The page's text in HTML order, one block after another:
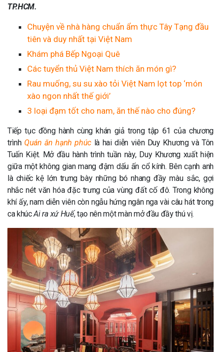
TP.HCM.
Chuyện về nhà hàng chuẩn ẩm thực Tây Tạng đầu
tiên và duy nhất tại Việt Nam
Khám phá Bếp Ngoại Quê
Các tuyển thủ Việt Nam thích ăn món gì?
Rau muống, su su xào tỏi Việt Nam lọt top ‘món
xào ngon nhất thế giới’
3 loại đạm tốt cho nam, ăn thế nào cho đúng?
Tiếp tục đồng hành cùng khán giả trong tập 61 của chương
trình Quán ăn hạnh phúc là hai diễn viên Duy Khương và Tôn
Tuấn Kiệt. Mở đầu hành trình tuần này, Duy Khương xuất hiện
giữa một không gian mang đậm dấu ấn cổ kính. Bên cạnh anh
là chiếc kệ lớn trưng bày những bó nhang đầy màu sắc, gợi
nhắc nét văn hóa đặc trưng của vùng đất cố đô. Trong không
khí ấy, nam diễn viên còn ngẫu hứng ngân nga vài câu hát trong
ca khúcAi ra xứ Huế, tạo nên một màn mở đầu đầy thú vị.